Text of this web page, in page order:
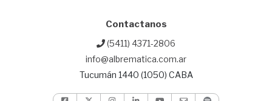
Contactanos
(5411) 4371-2806
info@albrematica.com.ar
Tucumán 1440 (1050) CABA